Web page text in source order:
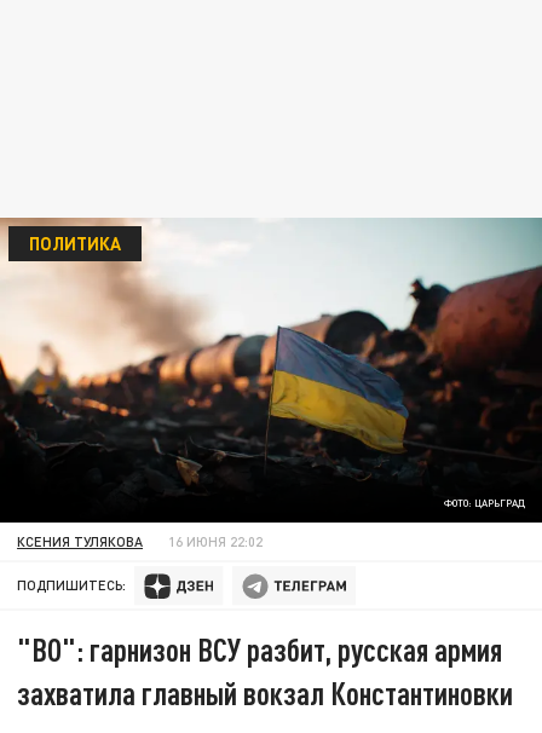
ФОТО: ЦАРЬГРАД
ПОЛИТИКА
КСЕНИЯ ТУЛЯКОВА 16 ИЮНЯ 22:02
ПОДПИШИТЕСЬ:
"ВО": гарнизон ВСУ разбит, русская армия
захватила главный вокзал Константиновки